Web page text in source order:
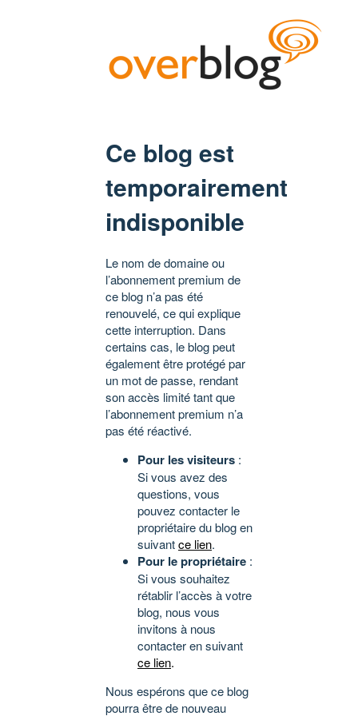
Ce blog est
temporairement
indisponible
Le nom de domaine ou
l’abonnement premium de
ce blog n’a pas été
renouvelé, ce qui explique
cette interruption. Dans
certains cas, le blog peut
également être protégé par
un mot de passe, rendant
son accès limité tant que
l’abonnement premium n’a
pas été réactivé.
Pour les visiteurs :
Si vous avez des
questions, vous
pouvez contacter le
propriétaire du blog en
suivantce lien.
Pour le propriétaire :
Si vous souhaitez
rétablir l’accès à votre
blog, nous vous
invitons à nous
contacter en suivant
ce lien.
Nous espérons que ce blog
pourra être de nouveau